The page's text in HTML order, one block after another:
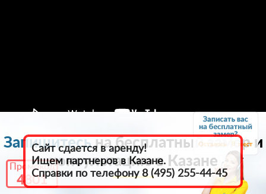
8
Промокод
4801
Запишитесьна бесплатный замер и
консультацию в Казанe
Сайт сдается в аренду!
Ищем партнеров в Казанe.
Справки по телефону 8 (495) 255-44-45